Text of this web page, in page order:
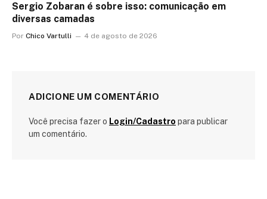
Sergio Zobaran é sobre isso: comunicação em
diversas camadas
Por Chico Vartulli 4 de agosto de 2026
ADICIONE UM COMENTÁRIO
Você precisa fazer o Login/Cadastro para publicar
um comentário.